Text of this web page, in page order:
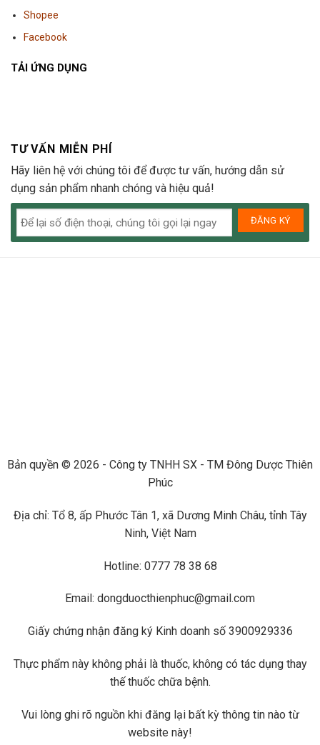
Shopee
Facebook
TẢI ỨNG DỤNG
TƯ VẤN MIỄN PHÍ
Hãy liên hệ với chúng tôi để được tư vấn, hướng dẫn sử
dụng sản phẩm nhanh chóng và hiệu quả!
Bản quyền © 2026 - Công ty TNHH SX - TM Đông Dược Thiên
Phúc
Địa chỉ: Tổ 8, ấp Phước Tân 1, xã Dương Minh Châu, tỉnh Tây
Ninh, Việt Nam
Hotline: 0777 78 38 68
Email: dongduocthienphuc@gmail.com
Giấy chứng nhận đăng ký Kinh doanh số 3900929336
Thực phẩm này không phải là thuốc, không có tác dụng thay
thế thuốc chữa bệnh.
Vui lòng ghi rõ nguồn khi đăng lại bất kỳ thông tin nào từ
website này!